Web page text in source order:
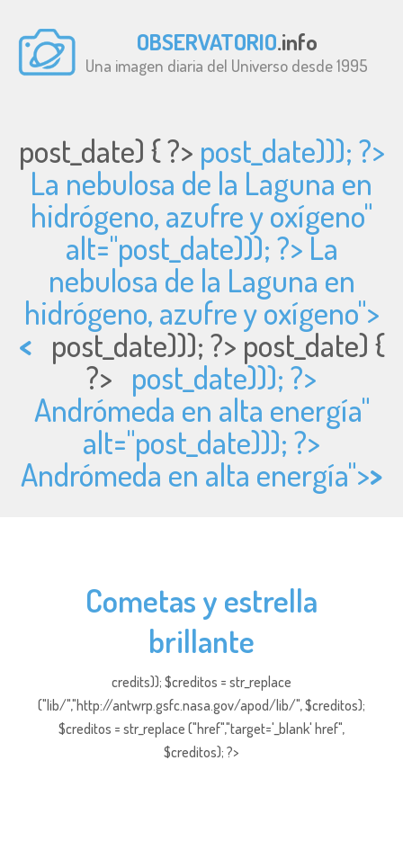
OBSERVATORIO.info
Una imagen diaria del Universo desde 1995
post_date) { ?> post_date))); ?>
La nebulosa de la Laguna en
hidrógeno, azufre y oxígeno"
alt="post_date))); ?> La
nebulosa de la Laguna en
hidrógeno, azufre y oxígeno">
< post_date))); ?> post_date) {
?> post_date))); ?>
Andrómeda en alta energía"
alt="post_date))); ?>
Andrómeda en alta energía">>
Cometas y estrella
brillante
credits)); $creditos = str_replace
("lib/","http://antwrp.gsfc.nasa.gov/apod/lib/", $creditos);
$creditos = str_replace ("href","target='_blank' href",
$creditos); ?>